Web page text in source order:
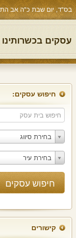
בס"ד, יום שבת כ"ה אב התשפ"ו,
עסקים
חיפוש עסקים:
בחירת סיווג
בחירת עיר
קישורים